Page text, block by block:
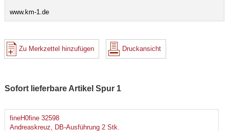
www.km-1.de
Zu Merkzettel hinzufügen Druckansicht
Sofort lieferbare Artikel Spur 1
fineH0fine 32598
Andreaskreuz, DB-Ausführung 2 Stk.